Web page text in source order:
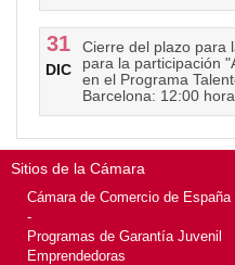
31
DIC
Cierre del plazo para
para la participación
en el Programa
Barcelona: 12:00
Sitios de la Cámara
Cámara de Comercio de España
-
Programas de Garantía Juvenil
Emprendedoras